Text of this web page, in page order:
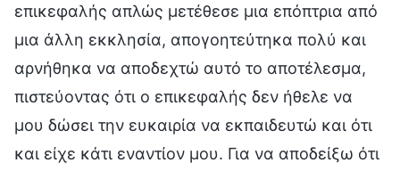
επικεφαλής απλώς μετέθεσε μια επόπτρια από
μια άλλη εκκλησία, απογοητεύτηκα πολύ και
αρνήθηκα να αποδεχτώ αυτό το αποτέλεσμα,
πιστεύοντας ότι ο επικεφαλής δεν ήθελε να
μου δώσει την ευκαιρία να εκπαιδευτώ και ότι
και είχε κάτι εναντίον μου. Για να αποδείξω ότι